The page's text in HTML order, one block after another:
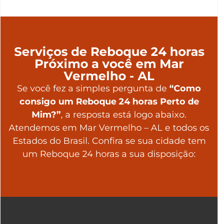
Serviços de Reboque 24 horas
Próximo a você em Mar
Vermelho - AL
Se você fez a simples pergunta de “Como
consigo um Reboque 24 horas Perto de
Mim?”, a resposta está logo abaixo.
Atendemos em Mar Vermelho – AL e todos os
Estados do Brasil. Confira se sua cidade tem
um Reboque 24 horas a sua disposição: